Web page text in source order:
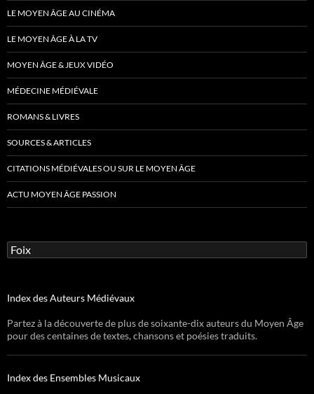
LE MOYEN ÂGE AU CINÉMA
LE MOYEN ÂGE À LA TV
MOYEN ÂGE & JEUX VIDÉO
MÉDECINE MÉDIÉVALE
ROMANS & LIVRES
SOURCES & ARTICLES
CITATIONS MÉDIÉVALES OU SUR LE MOYEN ÂGE
ACTU MOYEN ÂGE PASSION
Rechercher :
Index des Auteurs Médiévaux
Partez à la découverte de plus de soixante-dix auteurs du Moyen Âge
pour des centaines de textes, chansons et poésies traduits.
Index des Ensembles Musicaux